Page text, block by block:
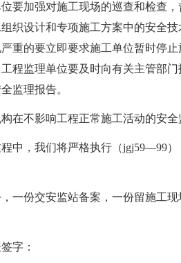
加强对施工现场的巡查和检查，
织设计和专项施工方案中的安全
重的要立即要求施工单位暂时停
程监理单位要及时向有关主管部
监理报告。
不影响工程正常施工活动的安全
，我们将严格执行（jgj59—99）
份交安监站备案，一份留施工现
字：